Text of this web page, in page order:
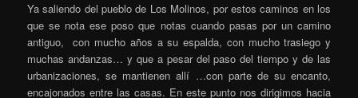
Ya saliendo del pueblo de Los Molinos, por estos caminos en los
que se nota ese poso que notas cuando pasas por un camino
antiguo, con mucho años a su espalda, con mucho trasiego y
muchas andanzas… y que a pesar del paso del tiempo y de las
urbanizaciones, se mantienen allí …con parte de su encanto,
encajonados entre las casas. En este punto nos dirigimos hacia